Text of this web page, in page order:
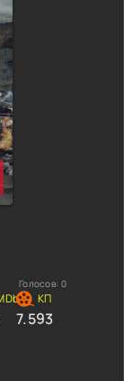
Голосов: 0
7.593